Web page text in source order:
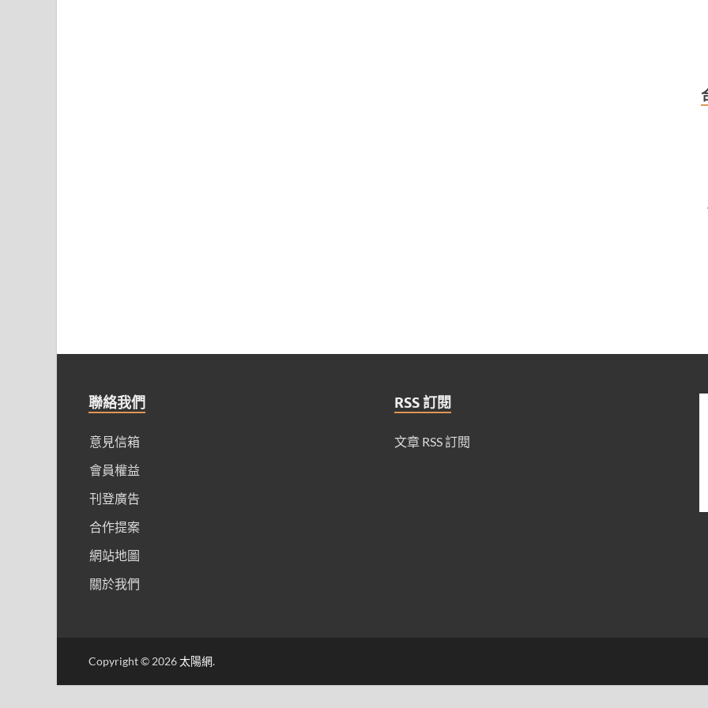
聯絡我們
意見信箱
會員權益
刊登廣告
合作提案
網站地圖
關於我們
RSS 訂閱
文章 RSS 訂閱
Copyright © 2026太陽網.